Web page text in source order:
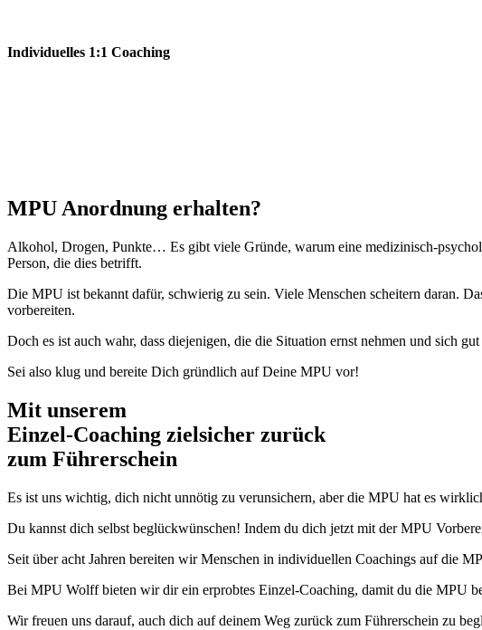
Individuelles 1:1 Coaching
MPU Anordnung erhalten?
Alkohol, Drogen, Punkte… Es gibt viele Gründe, warum eine medizinisch-
Person, die dies betrifft.
Die MPU ist bekannt dafür, schwierig zu sein. Viele Menschen scheitern daran.
vorbereiten.
Doch es ist auch wahr, dass diejenigen, die die Situation ernst nehmen und sich
Sei also klug und bereite Dich gründlich auf Deine MPU vor!
Mit unserem
Einzel-Coaching zielsicher zurück
zum Führerschein
Es ist uns wichtig, dich nicht unnötig zu verunsichern, aber die MPU hat es
Du kannst dich selbst beglückwünschen! Indem du dich jetzt mit der MPU
Seit über acht Jahren bereiten wir Menschen in individuellen Coachings auf die
Bei MPU Wolff bieten wir dir ein erprobtes Einzel-Coaching, damit du die MPU
Wir freuen uns darauf, auch dich auf deinem Weg zurück zum Führerschein zu